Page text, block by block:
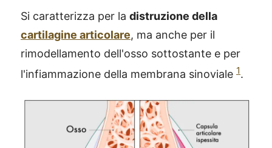
Si caratterizza per la distruzione della
cartilagine articolare, ma anche per il
rimodellamento dell'osso sottostante e per
l'infiammazione della membrana sinoviale 1.